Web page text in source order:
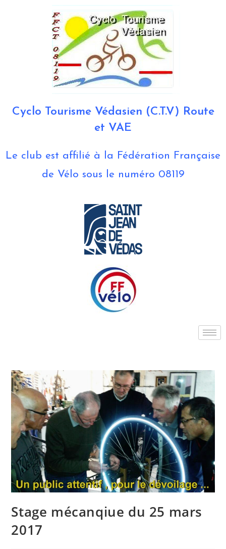
Cyclo Tourisme Védasien (C.T.V) Route
et VAE
Le club est affilié à la Fédération Française
de Vélo sous le numéro 08119
Stage mécanqiue du 25 mars
2017